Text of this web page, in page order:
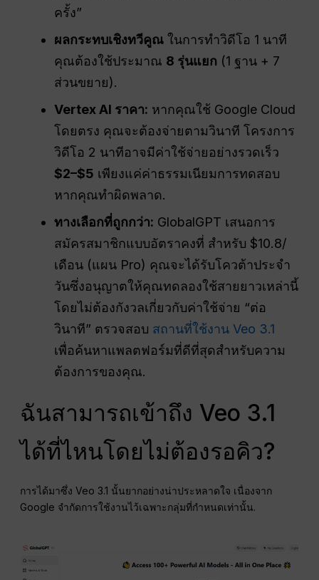
ครั้ง”
ผลกระทบเชิงทวีคูณ ในการทำวิดีโอ 1 นาที
คุณต้องใช้ประมาณ 8 รุ่นแยก (1 ฐาน + 7
ส่วนขยาย).
Vertex AI ราคา: หากคุณใช้ Google Cloud
โดยตรง คุณจะต้องจ่ายตามวินาที โครงการ
วิดีโอ 2 นาทีอาจมีค่าใช้จ่ายอย่างรวดเร็ว
$2–$5 เพียงแค่ค่าธรรมเนียมการทดสอบ
หากคุณทำผิดพลาด.
ทางเลือกที่ถูกกว่า: GlobalGPT เสนอการ
สมัครสมาชิกแบบอัตราคงที่ สำหรับ $10.8/
เดือน (แผน Pro) คุณจะได้รับโควต้าประจำ
วันซึ่งอนุญาตให้คุณทดลองใช้สายยาวเหล่านี้
โดยไม่ต้องกังวลเกี่ยวกับค่าใช้จ่าย “ต่อ
วินาที” ตรวจสอบ สถานที่ใช้งาน Veo 3.1
เพื่อค้นหาแพลตฟอร์มที่ดีที่สุดสำหรับความ
ต้องการของคุณ.
ฉันสามารถเข้าถึง Veo 3.1
ได้ที่ไหนโดยไม่ต้องรอคิว?
การได้มาซึ่ง Veo 3.1 นั้นยากอย่างน่าประหลาดใจ เนื่องจาก
Google จำกัดการใช้งานไว้เฉพาะกลุ่มที่กำหนดเท่านั้น.